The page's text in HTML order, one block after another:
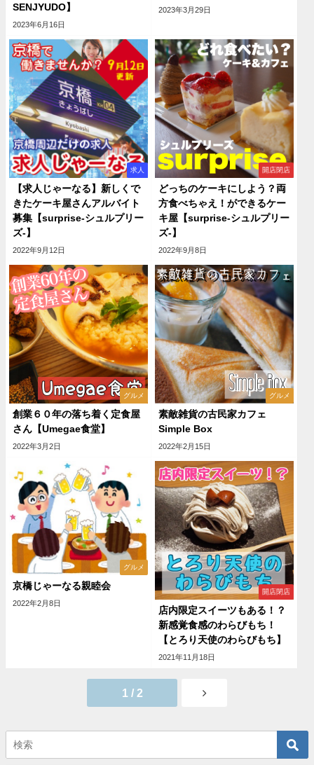
SENJYUDO】
2023年6月16日
2023年3月29日
求人
【求人じゃーなる】新しくで
きたケーキ屋さんアルバイト
募集【surprise-シュルプリー
ズ-】
2022年9月12日
開店閉店
どっちのケーキにしよう？両
方食べちゃえ！ができるケー
キ屋【surprise-シュルプリー
ズ-】
2022年9月8日
グルメ
創業６０年の落ち着く定食屋
さん【Umegae食堂】
2022年3月2日
グルメ
素敵雑貨の古民家カフェ
Simple Box
2022年2月15日
グルメ
京橋じゃーなる親睦会
2022年2月8日
開店閉店
店内限定スイーツもある！？
新感覚食感のわらびもち！
【とろり天使のわらびもち】
2021年11月18日
1 / 2